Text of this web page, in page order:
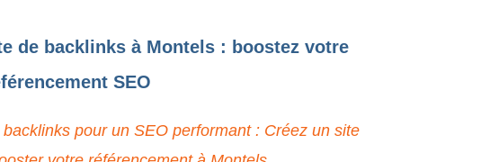
de backlinks à Montels : boostez votre
SEO
pour un SEO performant : Créez un site